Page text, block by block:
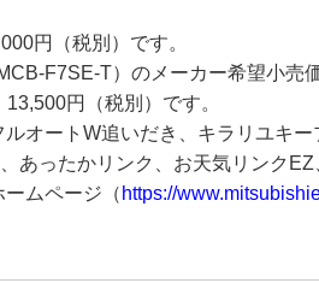
円（税別）です。
F7SE-T）のメーカー希望小売
円（税別）です。
オートW追いだき、キラリユキ
ったかリンク、お天気リンク
ムページ（ https://